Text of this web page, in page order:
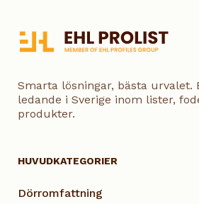
Smarta lösningar, bästa urvalet.
ledande i Sverige inom lister,
produkter.
HUVUDKATEGORIER
Dörromfattning